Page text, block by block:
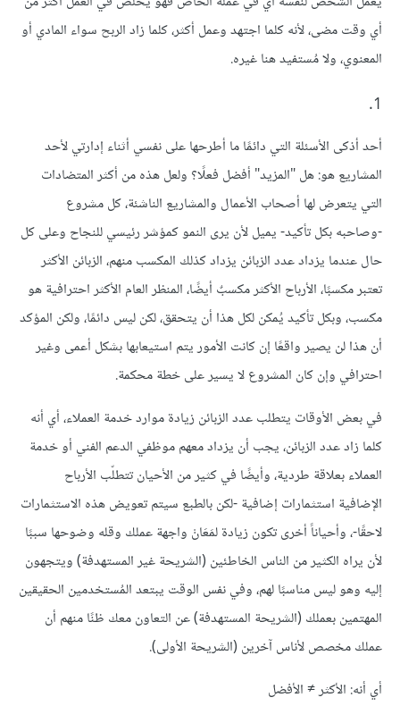
أي وقت مضى، لأنه كلما اجتهد وعمل أكثر، كلما زاد الربح سواء المادي أو
المعنوي، ولا مُستفيد هنا غيره.
1.
أحد أذكى الأسئلة التي دائمًا ما أطرحها على نفسي أثناء إدارتي لأحد
المشاريع هو: هل "المزيد" أفضل فعلًا؟ ولعل هذه من أكثر المتضادات
التي يتعرض لها أصحاب الأعمال والمشاريع الناشئة، كل مشروع
-وصاحبه بكل تأكيد- يميل لأن يرى النمو كمؤشر رئيسي للنجاح وعلى كل
حال عندما يزداد عدد الزبائن يزداد كذلك المكسب منهم، الزبائن الأكثر
تعتبر مكسبًا، الأرباح الأكثر مكسبٌ أيضًا، المنظر العام الأكثر احترافية هو
مكسب، وبكل تأكيد يُمكن لكل هذا أن يتحقق، لكن ليس دائمًا، ولكن المؤكد
أن هذا لن يصير واقعًا إن كانت الأمور يتم استيعابها بشكل أعمى وغير
احترافي وإن كان المشروع لا يسير على خطة محكمة.
في بعض الأوقات يتطلب عدد الزبائن زيادة موارد خدمة العملاء، أي أنه
كلما زاد عدد الزبائن، يجب أن يزداد معهم موظفي الدعم الفني أو خدمة
العملاء بعلاقة طردية، وأيضًا في كثير من الأحيان تتطلّب الأرباح
الإضافية استثمارات إضافية -لكن بالطبع سيتم تعويض هذه الاستثمارات
لاحقًا-، وأحياناً أخرى تكون زيادة لمَعَانْ واجهة عملك وقله وضوحها سببًا
لأن يراه الكثير من الناس الخاطئين (الشريحة غير المستهدفة) ويتجهون
إليه وهو ليس مناسبًا لهم، وفي نفس الوقت يبتعد المُستخدمين الحقيقين
المهتمين بعملك (الشريحة المستهدفة) عن التعاون معك ظنًا منهم أن
عملك مخصص لأناس آخرين (الشريحة الأولى).
أي أنه: الأكثر ≠ الأفضل